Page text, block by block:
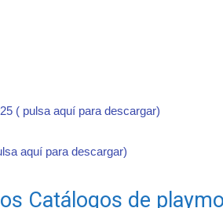
( pulsa aquí para descargar)
aquí para descargar)
Catálogos de